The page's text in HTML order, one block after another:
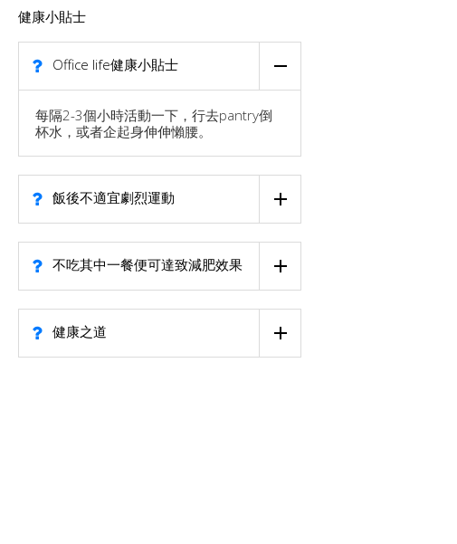
健康小貼士
Office life健康小貼士
每隔2-3個小時活動一下，行去pantry倒
杯水，或者企起身伸伸懶腰。
飯後不適宜劇烈運動
不吃其中一餐便可達致減肥效果
健康之道